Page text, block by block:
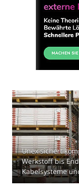
Unex sichert
Werkstoff bis
Kabelsysteme